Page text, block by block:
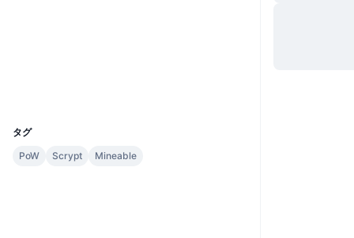
タグ
PoW
Scrypt Mineable